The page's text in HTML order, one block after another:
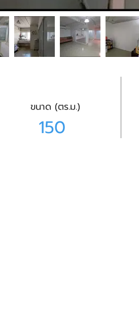
ขนาด (ตร.ม.)
150